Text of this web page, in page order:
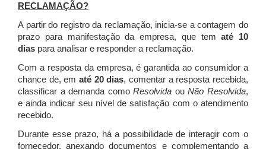
RECLAMAÇÃO?
A partir do registro da reclamação, inicia-se a contagem do
prazo para manifestação da empresa, que tematé 10
dias para analisar e responder a reclamação.
Com a resposta da empresa, é garantida ao consumidor a
chance de, em até 20 dias, comentar a resposta recebida,
classificar a demanda comoResolvida ouNão Resolvida,
e ainda indicar seu nível de satisfação com o atendimento
recebido.
Durante esse prazo, há a possibilidade de interagir com o
fornecedor, anexando documentos e complementando a